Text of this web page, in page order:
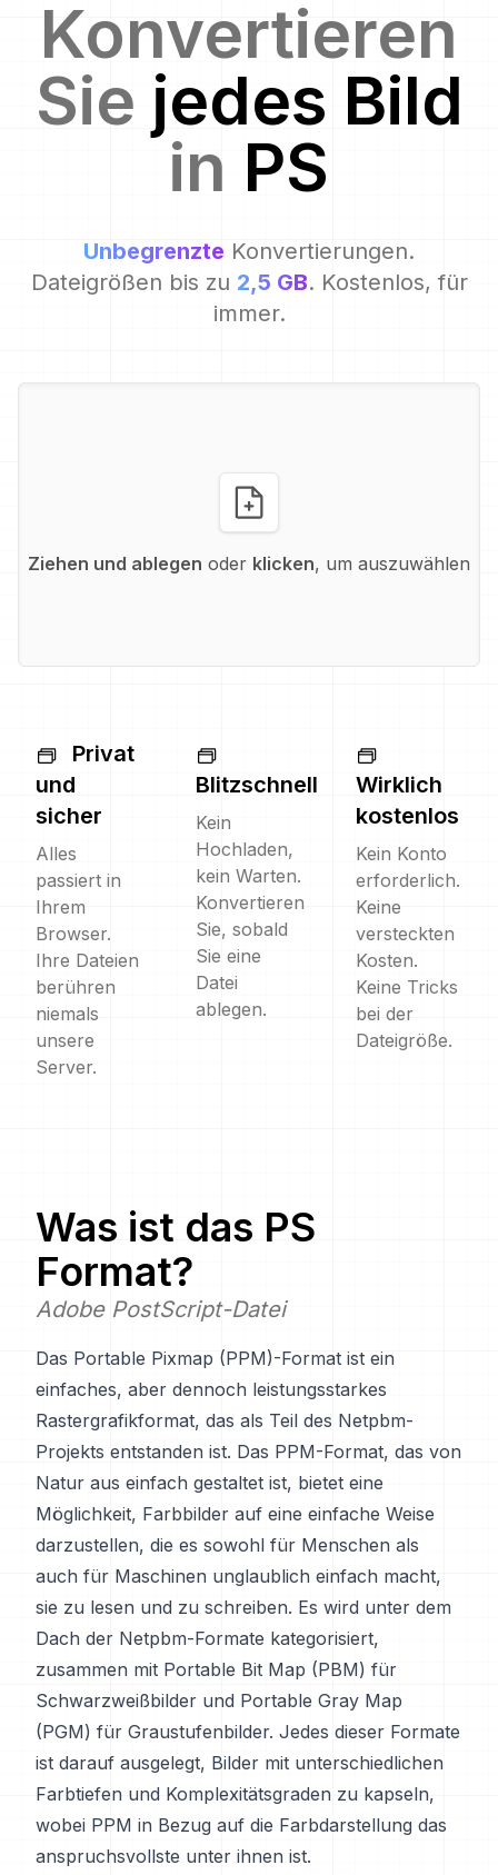
Konvertieren
Sie jedes Bild
in PS
Unbegrenzte Konvertierungen.
Dateigrößen bis zu 2,5 GB. Kostenlos, für
immer.
Ziehen und ablegen oder klicken, um auszuwählen
Privat
und
sicher
Alles
passiert in
Ihrem
Browser.
Ihre Dateien
berühren
niemals
unsere
Server.
Blitzschnell
Kein
Hochladen,
kein Warten.
Konvertieren
Sie, sobald
Sie eine
Datei
ablegen.
Wirklich
kostenlos
Kein Konto
erforderlich.
Keine
versteckten
Kosten.
Keine Tricks
bei der
Dateigröße.
Was ist das PS
Format?
Adobe PostScript-Datei
Das Portable Pixmap (PPM)-Format ist ein
einfaches, aber dennoch leistungsstarkes
Rastergrafikformat, das als Teil des Netpbm-
Projekts entstanden ist. Das PPM-Format, das von
Natur aus einfach gestaltet ist, bietet eine
Möglichkeit, Farbbilder auf eine einfache Weise
darzustellen, die es sowohl für Menschen als
auch für Maschinen unglaublich einfach macht,
sie zu lesen und zu schreiben. Es wird unter dem
Dach der Netpbm-Formate kategorisiert,
zusammen mit Portable Bit Map (PBM) für
Schwarzweißbilder und Portable Gray Map
(PGM) für Graustufenbilder. Jedes dieser Formate
ist darauf ausgelegt, Bilder mit unterschiedlichen
Farbtiefen und Komplexitätsgraden zu kapseln,
wobei PPM in Bezug auf die Farbdarstellung das
anspruchsvollste unter ihnen ist.